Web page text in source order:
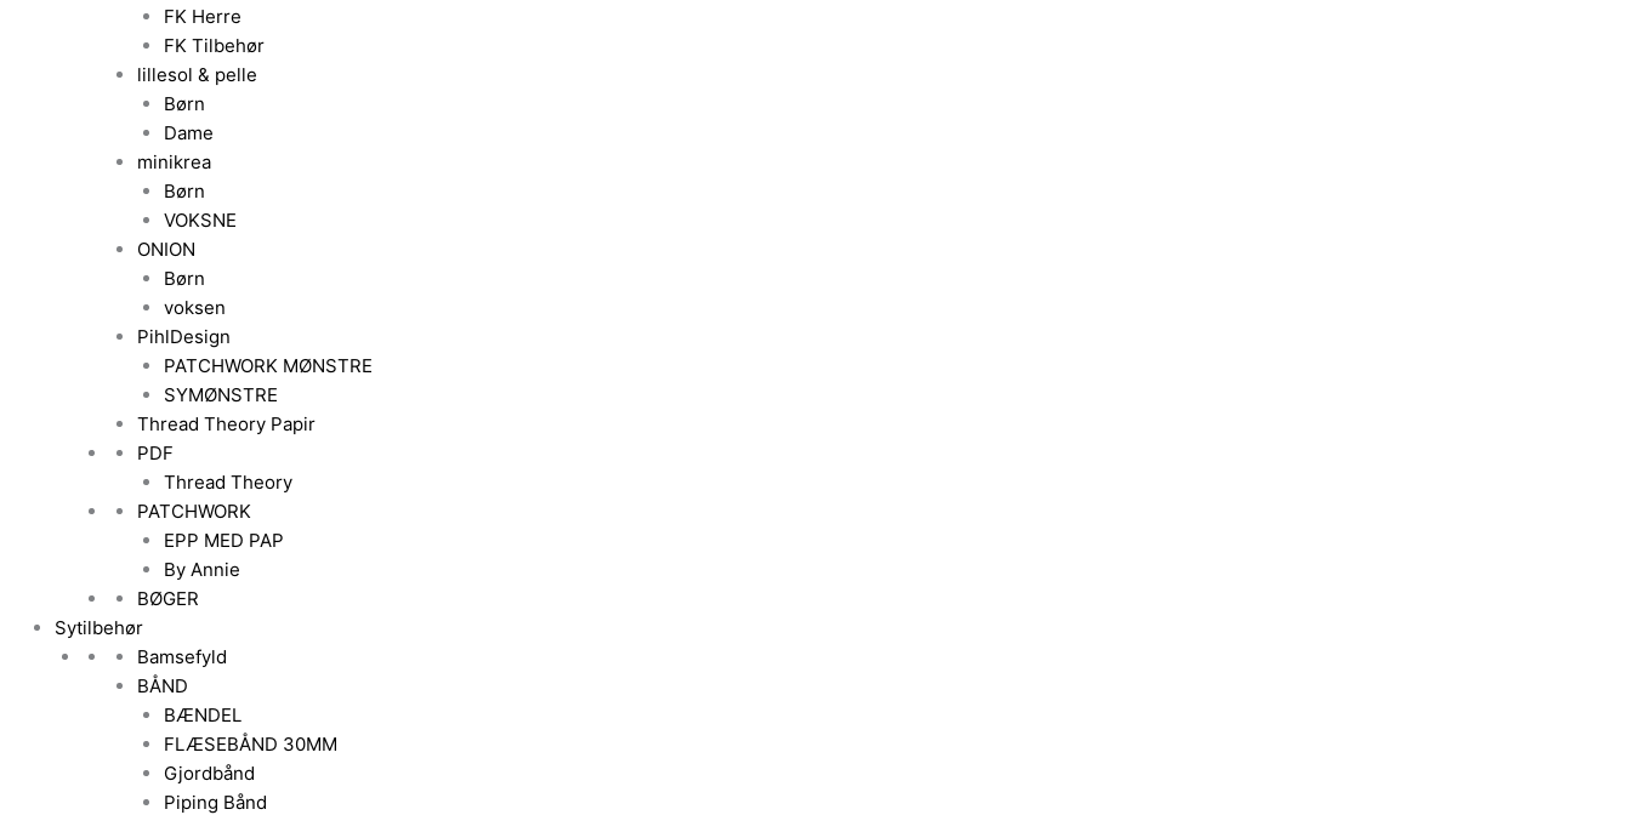
FK Herre
FK Tilbehør
lillesol & pelle
Børn
Dame
minikrea
Børn
VOKSNE
ONION
Børn
voksen
PihlDesign
PATCHWORK MØNSTRE
SYMØNSTRE
Thread Theory Papir
PDF
Thread Theory
PATCHWORK
EPP MED PAP
By Annie
BØGER
Sytilbehør
Bamsefyld
BÅND
BÆNDEL
FLÆSEBÅND 30MM
Gjordbånd
Piping Bånd